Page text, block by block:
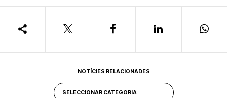
NOTÍCIES RELACIONADES